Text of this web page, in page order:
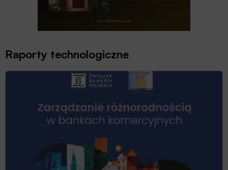
Raporty technologiczne